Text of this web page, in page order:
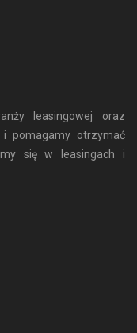
leasingowej oraz
i pomagamy otrzymać
się w leasingach i